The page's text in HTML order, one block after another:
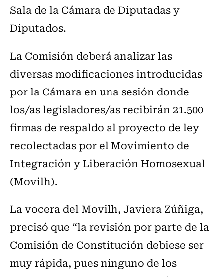
Sala de la Cámara de Diputadas y
Diputados.
La Comisión deberá analizar las
diversas modificaciones introducidas
por la Cámara en una sesión donde
los/as legisladores/as recibirán 21.500
firmas de respaldo al proyecto de ley
recolectadas por el Movimiento de
Integración y Liberación Homosexual
(Movilh).
La vocera del Movilh, Javiera Zúñiga,
precisó que “la revisión por parte de la
Comisión de Constitución debiese ser
muy rápida, pues ninguno de los